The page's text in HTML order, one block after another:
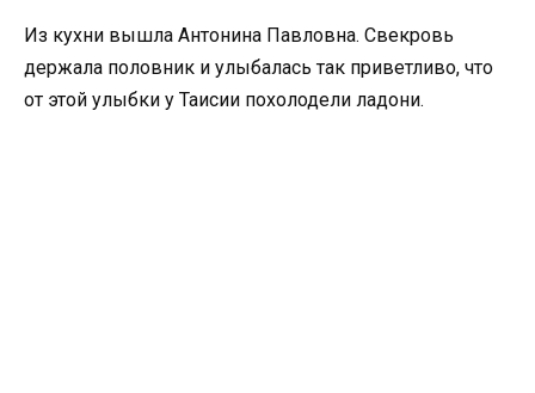
Из кухни вышла Антонина Павловна. Свекровь
держала половник и улыбалась так приветливо, что
от этой улыбки у Таисии похолодели ладони.